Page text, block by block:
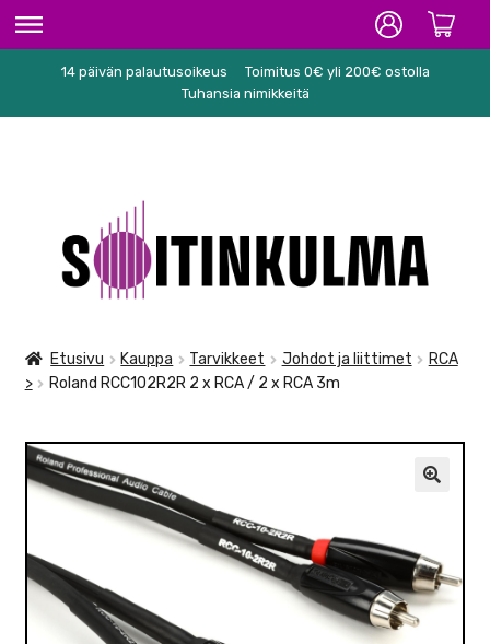
ETUSIVU
KARAOKE
NUOTIT
TARVIKKEET
SEKALAISET
VALO
KÄYTETYT
YRITYS
14 päivän palautusoikeus
Toimitus 0€ yli 200€ ostolla
Tuhansia nimikkeitä
navigointiin
sisältöön
Etusivu Kauppa Tarvikkeet Johdot ja liittimet
RCA
>
Roland RCC102R2R 2 x RCA / 2 x RCA 3m